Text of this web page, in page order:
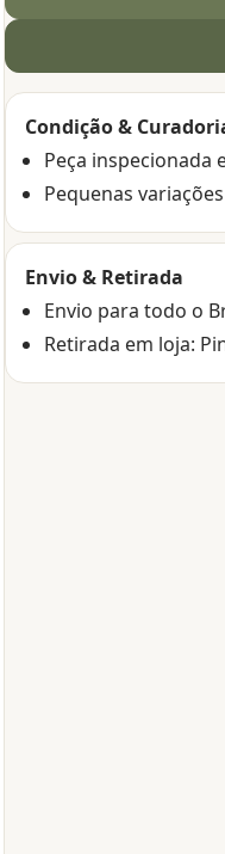
Condição &
Peça inspecionada
Pequenas
Envio & Retirada
Envio para todo o
Retirada em loja: